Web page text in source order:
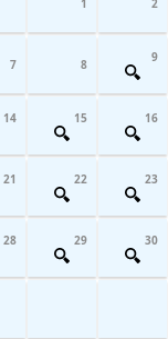
7 8 9
14 15 16
21 22 23
28 29 30